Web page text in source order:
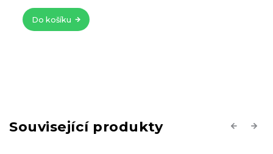
Do košíku
Související produkty Previous
Next